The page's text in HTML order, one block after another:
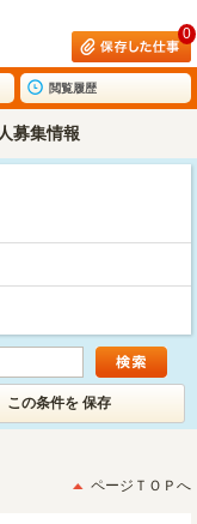
0
閲覧履歴
募集情報
この条件を 保存
ページＴＯＰへ